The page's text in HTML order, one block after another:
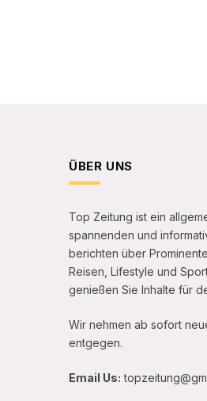
ÜBER UNS
Top Zeitung ist ein
spannenden und
berichten über
Reisen, Lifestyle und
genießen Sie Inhalte für
Wir nehmen ab sofort
entgegen.
Email Us: